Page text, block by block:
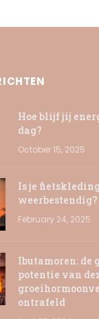
Hoe blijf jij
dag?
October 15, 2025
Is je
weerbestendig?
February 24, 2025
Ibutamoren: de
potentie van
ontrafeld